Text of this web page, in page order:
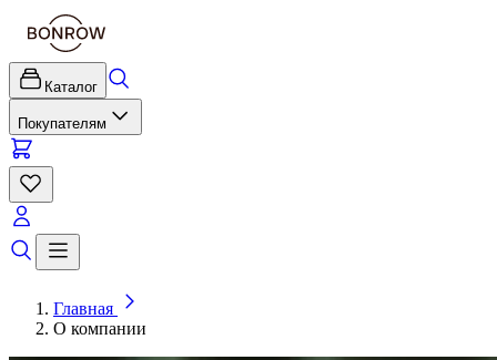
Каталог
Покупателям
Главная
О компании